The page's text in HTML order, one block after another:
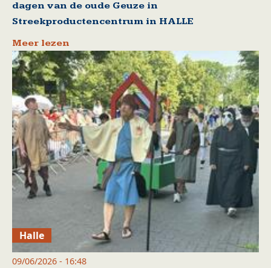
dagen van de oude Geuze in
Streekproductencentrum in HALLE
Meer lezen
Halle
09/06/2026 - 16:48